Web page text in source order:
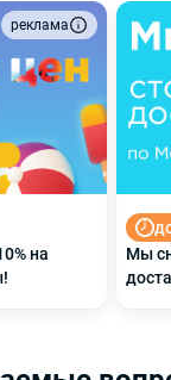
реклама
на
Мы